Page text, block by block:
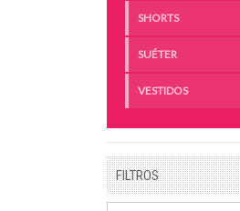
SHORTS
SUÉTER
VESTIDOS
FILTROS